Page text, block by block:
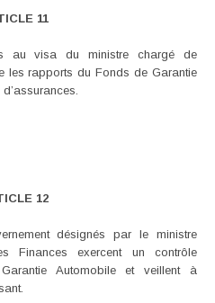
11
au visa du ministre chargé de
les rapports du Fonds de Garantie
12
désignés par le ministre
Finances exercent un contrôle
Automobile et veillent à